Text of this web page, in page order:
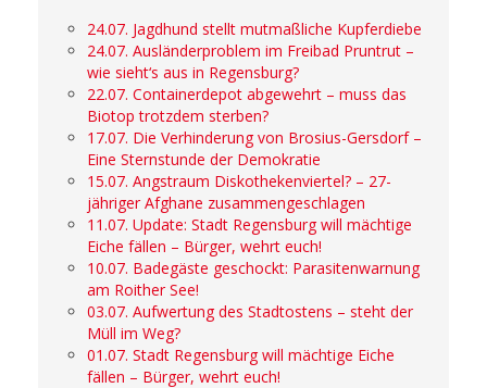
24.07. Jagdhund stellt mutmaßliche Kupferdiebe
24.07. Ausländerproblem im Freibad Pruntrut –
wie sieht‘s aus in Regensburg?
22.07. Containerdepot abgewehrt – muss das
Biotop trotzdem sterben?
17.07. Die Verhinderung von Brosius-Gersdorf –
Eine Sternstunde der Demokratie
15.07. Angstraum Diskothekenviertel? – 27-
jähriger Afghane zusammengeschlagen
11.07. Update: Stadt Regensburg will mächtige
Eiche fällen – Bürger, wehrt euch!
10.07. Badegäste geschockt: Parasitenwarnung
am Roither See!
03.07. Aufwertung des Stadtostens – steht der
Müll im Weg?
01.07. Stadt Regensburg will mächtige Eiche
fällen – Bürger, wehrt euch!